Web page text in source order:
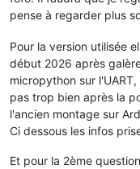
pense à regarder plus
Pour la version utilisée
début 2026 après
micropython sur
pas trop bien après la
l'ancien montage sur
Ci dessous les infos
Et pour la 2ème